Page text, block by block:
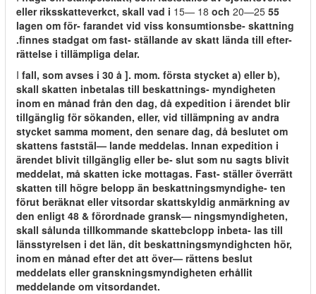
eller riksskatteverkct, skall vad i 15— 18 och 20—25 55
lagen om för- farandet vid viss konsumtionsbe- skattning
.finnes stadgat om fast- ställande av skatt lända till efter-
rättelse i tillämpliga delar.
I fall, som avses i 30 å ]. mom. första stycket a) eller b),
skall skatten inbetalas till beskattnings- myndigheten
inom en månad från den dag, då expedition i ärendet blir
tillgänglig för sökanden, eller, vid tillämpning av andra
stycket samma moment, den senare dag, då beslutet om
skattens faststäl— lande meddelas. lnnan expedition i
ärendet blivit tillgänglig eller be- slut som nu sagts blivit
meddelat, må skatten icke mottagas. Fast- ställer överrätt
skatten till högre belopp än beskattningsmyndighe- ten
förut beräknat eller vitsordar skattskyldig anmärkning av
den enligt 48 & förordnade gransk— ningsmyndigheten,
skall sålunda tillkommande skattebclopp inbeta- las till
länsstyrelsen i det län, dit beskattningsmyndighcten hör,
inom en månad efter det att över— rättens beslut
meddelats eller granskningsmyndigheten erhållit
meddelande om vitsordandet.